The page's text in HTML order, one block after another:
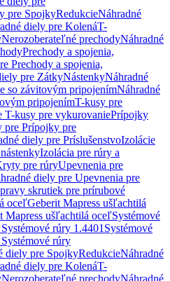
pre SpojkyRedukcieNáhradné
diely pre KolenáT-
Nerozoberateľné prechodyNáhradné
Prechody a spojenia,
Prechody a spojenia,
pre ZátkyNástenkyNáhradné
so závitovým pripojenímNáhradné
pripojenímT-kusy pre
T-kusy pre vykurovaniePrípojky
pre Prípojky pre
diely pre PríslušenstvoIzolácie
Izolácia pre rúry a
pre rúryUpevnenia pre
diely pre Upevnenia pre
skrutiek pre prírubové
oceľGeberit Mapress ušľachtilá
Mapress ušľachtilá oceľSystémové
rúry 1.4401 Systémové
rúry
diely pre SpojkyRedukcieNáhradné
diely pre KolenáT-
Nerozoberateľné prechodyNáhradné